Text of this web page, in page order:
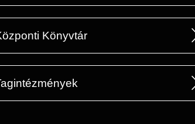
Könyvtár